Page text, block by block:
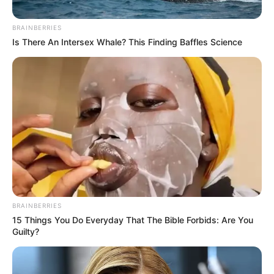
Cortesía
Pareja de esposos Asesinada en el municipio de Yarumal
BRAINBERRIES
Is There An Intersex Whale? This Finding Baffles Science
BRAINBERRIES
15 Things You Do Everyday That The Bible Forbids: Are You
Guilty?